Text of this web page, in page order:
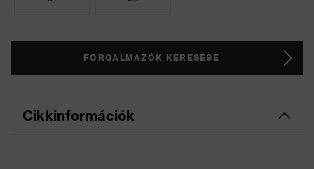
FORGALMAZÓK KERESÉSE
Cikkinformációk